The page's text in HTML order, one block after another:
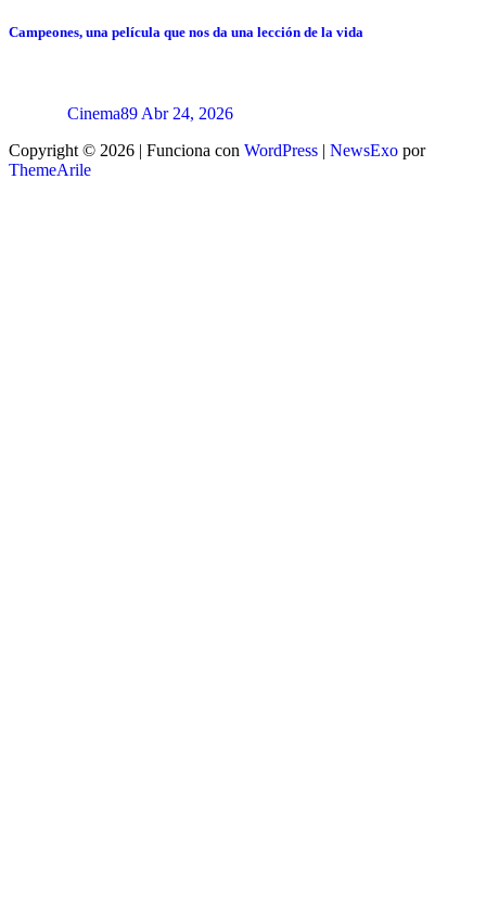
Campeones, una película que nos da una lección de la vida
Cinema89 Abr 24, 2026
Copyright © 2026 | Funciona con WordPress | NewsExo por
ThemeArile